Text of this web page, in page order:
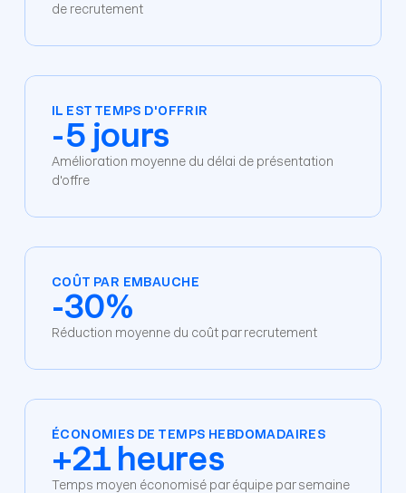
de recrutement
IL EST TEMPS D'OFFRIR
-5 jours
Amélioration moyenne du délai de présentation
d'offre
COÛT PAR EMBAUCHE
-30%
Réduction moyenne du coût par recrutement
ÉCONOMIES DE TEMPS HEBDOMADAIRES
+21 heures
Temps moyen économisé par équipe par semaine